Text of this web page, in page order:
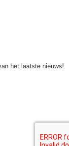
het laatste nieuws!